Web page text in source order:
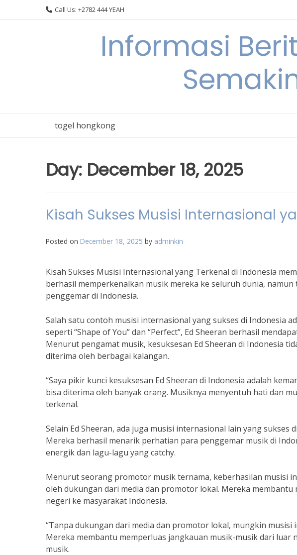
Call Us: +2782 444 YEAH
Informasi
togel hongkong
Day: December 18, 2025
Kisah Sukses Musisi Internasional
Posted on December 18, 2025 by adminkin
Kisah Sukses Musisi Internasional yang Terkenal di Indonesia
berhasil memperkenalkan musik mereka ke seluruh dunia,
penggemar di Indonesia.
Salah satu contoh musisi internasional yang sukses di Indonesia
seperti “Shape of You” dan “Perfect”, Ed Sheeran berhasil
Menurut pengamat musik, kesuksesan Ed Sheeran di Indonesia
diterima oleh berbagai kalangan.
“Saya pikir kunci kesuksesan Ed Sheeran di Indonesia adalah
bisa diterima oleh banyak orang. Musiknya menyentuh hati dan
terkenal.
Selain Ed Sheeran, ada juga musisi internasional lain yang sukses
Mereka berhasil menarik perhatian para penggemar musik di
energik dan lagu-lagu yang catchy.
Menurut seorang promotor musik ternama, keberhasilan musisi
oleh dukungan dari media dan promotor lokal. Mereka
negeri ke masyarakat Indonesia.
“Tanpa dukungan dari media dan promotor lokal, mungkin
Mereka membantu memperluas jangkauan musik-musik dari luar
musik.